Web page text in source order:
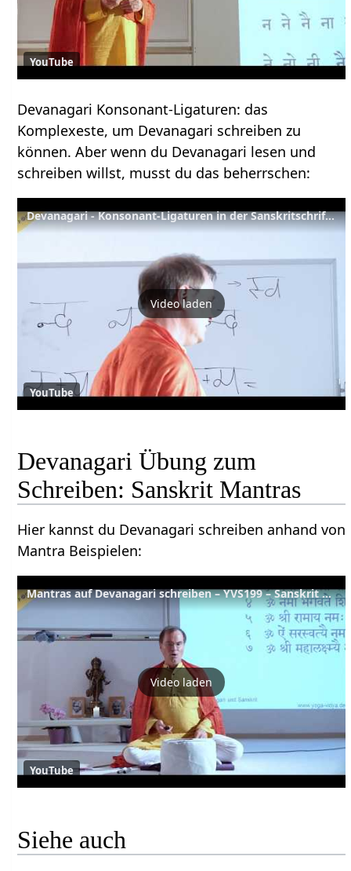
YouTube
Devanagari Konsonant-Ligaturen: das
Komplexeste, um Devanagari schreiben zu
können. Aber wenn du Devanagari lesen und
schreiben willst, musst du das beherrschen:
Devanagari - Konsonant-Ligaturen in der Sanskritschrift – YVS197 – Sanskrit – Teil 40
Video laden
YouTube
Devanagari Übung zum
Schreiben: Sanskrit Mantras
Hier kannst du Devanagari schreiben anhand von
Mantra Beispielen:
Mantras auf Devanagari schreiben – YVS199 – Sanskrit – Teil 42
Video laden
YouTube
Siehe auch